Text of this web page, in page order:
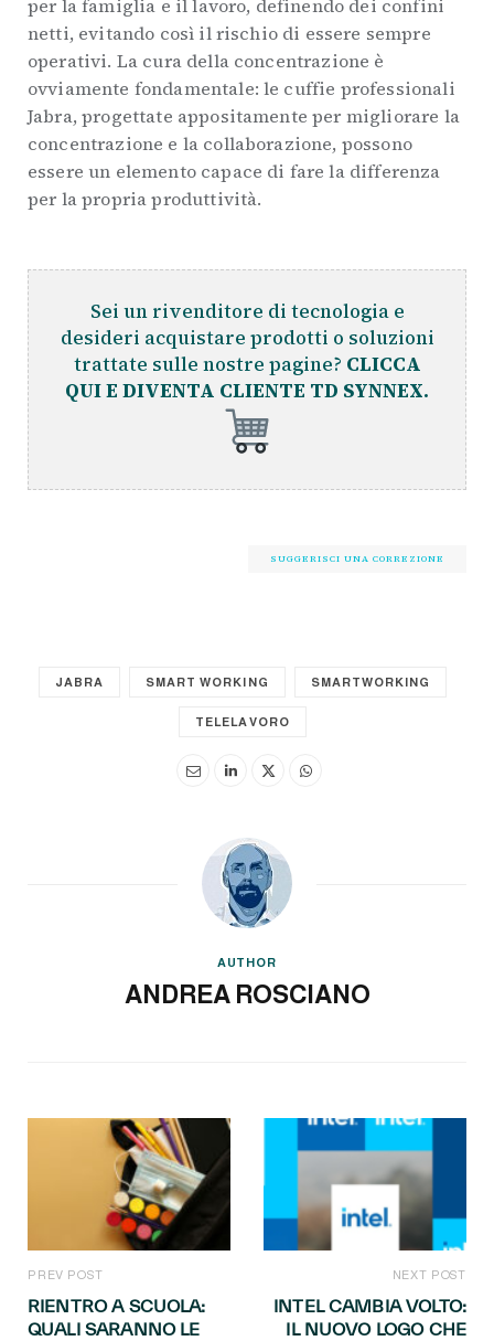
per la famiglia e il lavoro, definendo dei confini
netti, evitando così il rischio di essere sempre
operativi. La cura della concentrazione è
ovviamente fondamentale: le cuffie professionali
Jabra, progettate appositamente per migliorare la
concentrazione e la collaborazione, possono
essere un elemento capace di fare la differenza
per la propria produttività.
Sei un rivenditore di tecnologia e
desideri acquistare prodotti o soluzioni
trattate sulle nostre pagine? CLICCA
QUI E DIVENTA CLIENTE TD SYNNEX.
SUGGERISCI UNA CORREZIONE
JABRA SMART WORKING SMARTWORKING
TELELAVORO
AUTHOR
ANDREA ROSCIANO
PREV POST
RIENTRO A SCUOLA:
QUALI SARANNO LE
NEXT POST
INTEL CAMBIA VOLTO:
IL NUOVO LOGO CHE